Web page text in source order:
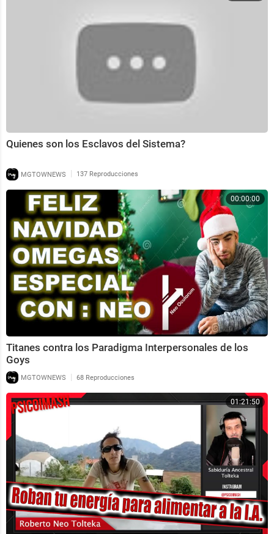
Quienes son los Esclavos del Sistema?
MGTOWNEWS | 137 Reproducciones
00:00:00
Titanes contra los Paradigma Interpersonales de los
Goys
MGTOWNEWS | 68 Reproducciones
01:21:50